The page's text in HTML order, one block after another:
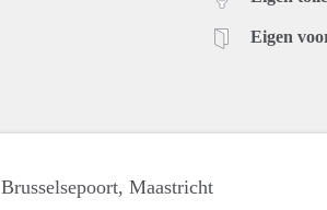
Eigen
Brusselsepoort, Maastricht